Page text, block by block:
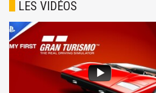
LES VIDÉOS